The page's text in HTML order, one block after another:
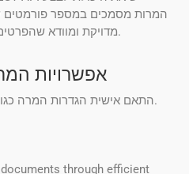
המרות מסמכים במספר פורמטים
מדויקת ומוודא שהפרטים נשמרים בזמן המרת המסמך.
אפשרויות
התאם אישית הגדרות המרה כגון איכות המרה, טווח דפים ועוד.
through efficient